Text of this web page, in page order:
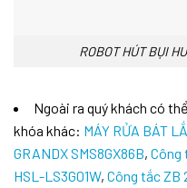
ROBOT HÚT BỤI
Ngoài ra quý khách có
khóa khác: MÁY RỬA BÁT
GRANDX SMS8GX86B, Công
HSL-LS3G01W, Công tắc ZB